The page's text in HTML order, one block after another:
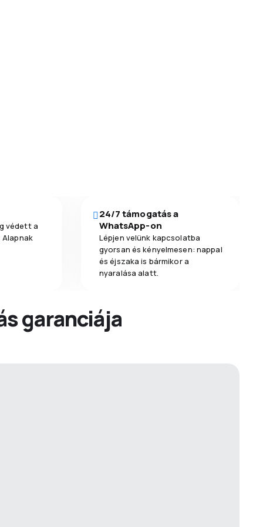
védett a
24/7 támogatás a
WhatsApp-on
Lépjen velünk kapcsolatba
gyorsan és kényelmesen: nappal
és éjszaka is bármikor a
nyaralása alatt.
garanciája